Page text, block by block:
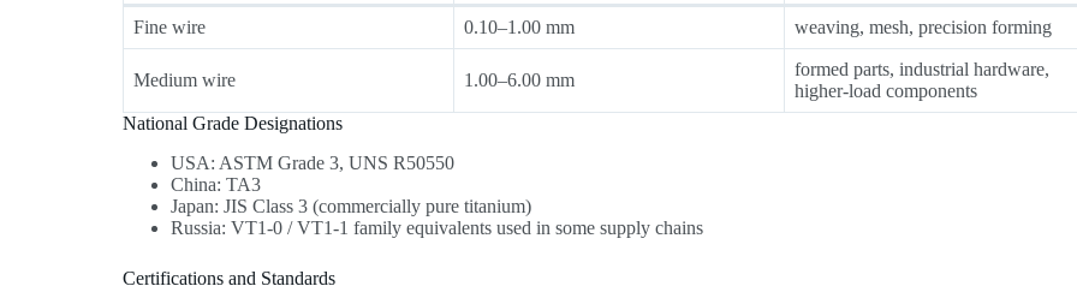
Fine wire 0.10–1.00 mm weaving, mesh, precision forming
Medium wire 1.00–6.00 mm
formed parts, industrial hardware,
higher-load components
National Grade Designations
USA: ASTM Grade 3, UNS R50550
China: TA3
Japan: JIS Class 3 (commercially pure titanium)
Russia: VT1-0 / VT1-1 family equivalents used in some supply chains
Certifications and Standards